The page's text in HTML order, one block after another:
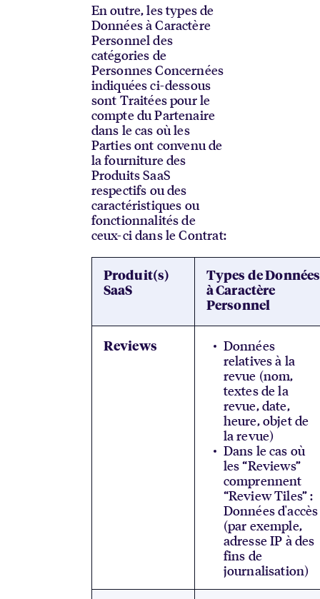
En outre, les types de
Données à Caractère
Personnel des
catégories de
Personnes Concernées
indiquées ci-dessous
sont Traitées pour le
compte du Partenaire
dans le cas où les
Parties ont convenu de
la fourniture des
Produits SaaS
respectifs ou des
caractéristiques ou
fonctionnalités de
ceux-ci dans le Contrat:
Produit(s)
SaaS
Types de Données
à Caractère
Personnel
Reviews
Données
relatives à la
revue (nom,
textes de la
revue, date,
heure, objet de
la revue)
Dans le cas où
les “Reviews”
comprennent
“Review Tiles” :
Données d'accès
(par exemple,
adresse IP à des
fins de
journalisation)